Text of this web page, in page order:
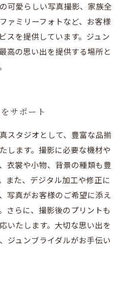
可愛らしい写真撮影、家族全
ァミリーフォトなど、お客様
スを提供しています。ジュン
高の思い出を提供する場所と
サポート
スタジオとして、豊富な品揃
します。撮影に必要な機材や
衣裳や小物、背景の種類も豊
また、デジタル加工や修正に
写真がお客様のご希望に添え
さらに、撮影後のプリントも
いたします。大切な思い出を
ジュンブライダルがお手伝い